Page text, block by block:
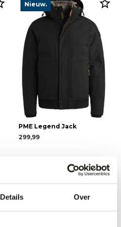
Details Over
Nieuw.
PME Legend Jack
299,99